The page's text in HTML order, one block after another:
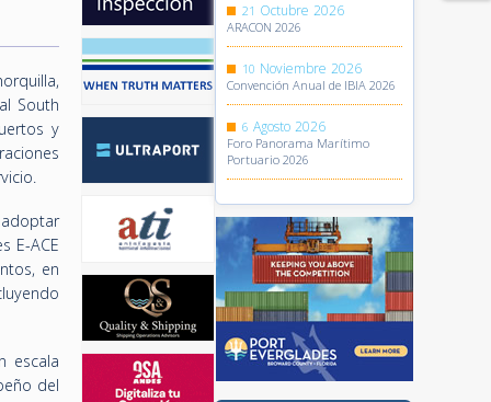
South
y
E-ACE
en
escala
del
21 Octubre 2026
ARACON 2026
10 Noviembre 2026
Convención Anual de IBIA 2026
6 Agosto 2026
Foro Panorama Marítimo
Portuario 2026